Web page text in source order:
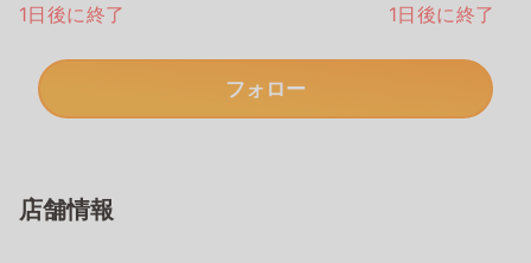
1日後に終了
1日後に終了
フォロー
店舗情報